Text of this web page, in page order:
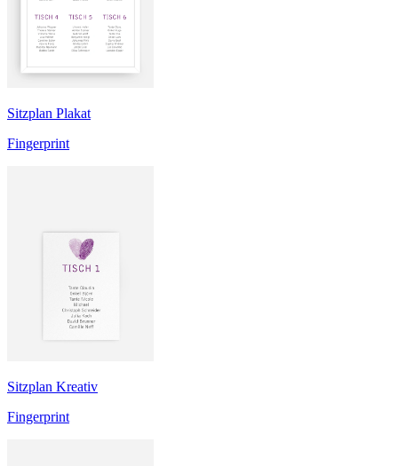
Sitzplan Plakat
Fingerprint
Sitzplan Kreativ
Fingerprint